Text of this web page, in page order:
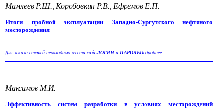
Мамлеев Р.Ш., Коробовкин Р.В., Ефремов Е.П.
Итоги пробной эксплуатации Западно-Сургутского нефтяного
месторождения
Для заказа статей необходимо ввести свойЛОГИН и ПАРОЛЬПодробнее
Максимов М.И.
Эффективность систем разработки в условиях месторождений